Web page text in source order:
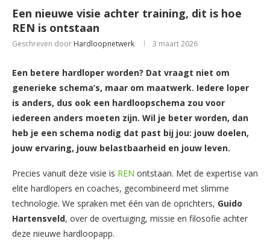
Een nieuwe visie achter training, dit is hoe
REN is ontstaan
Geschreven door Hardloopnetwerk 3 maart 2026
Een betere hardloper worden? Dat vraagt niet om
generieke schema’s, maar om maatwerk. Iedere loper
is anders, dus ook een hardloopschema zou voor
iedereen anders moeten zijn. Wil je beter worden, dan
heb je een schema nodig dat past bij jou: jouw doelen,
jouw ervaring, jouw belastbaarheid en jouw leven.
Precies vanuit deze visie is REN ontstaan. Met de expertise van
elite hardlopers en coaches, gecombineerd met slimme
technologie. We spraken met één van de oprichters, Guido
Hartensveld, over de overtuiging, missie en filosofie achter
deze nieuwe hardloopapp.